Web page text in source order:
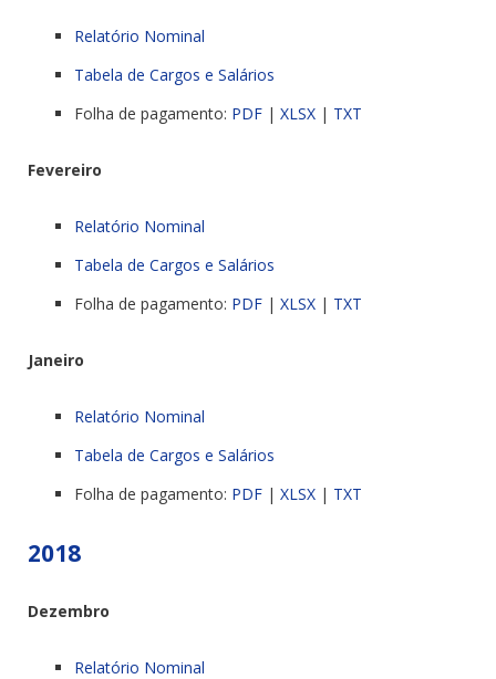
Relatório Nominal
Tabela de Cargos e Salários
Folha de pagamento: PDF | XLSX | TXT
Fevereiro
Relatório Nominal
Tabela de Cargos e Salários
Folha de pagamento: PDF | XLSX | TXT
Janeiro
Relatório Nominal
Tabela de Cargos e Salários
Folha de pagamento: PDF | XLSX | TXT
2018
Dezembro
Relatório Nominal